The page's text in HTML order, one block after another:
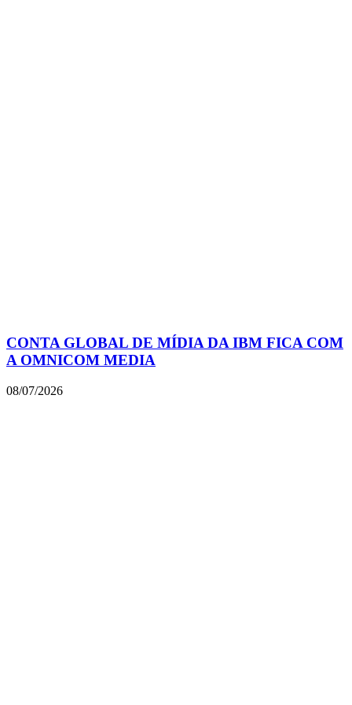
CONTA GLOBAL DE MÍDIA DA IBM FICA COM
A OMNICOM MEDIA
08/07/2026